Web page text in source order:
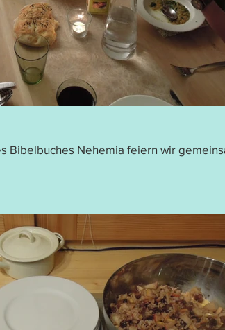
Bibelbuches Nehemia feiern wir